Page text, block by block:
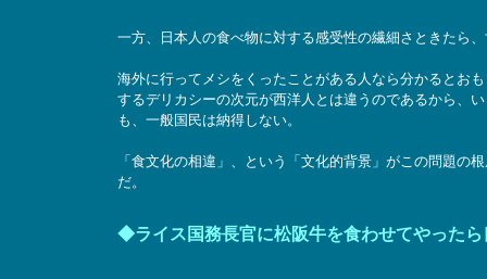
一方、日本人の食べ物に対する感受性の繊細さときたら
海外に行ってメシをくったことがある人なら分かるとお
するデリカシーの次元が西洋人とは違うのであるから、
も、一般国民は納得しない。
「食文化の相違」、という「文化的背景」がこの問題の
だ。
◆ライス国務長官に松阪牛を食わせてやったら